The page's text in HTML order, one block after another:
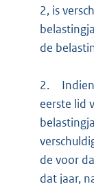
2, is
de
2.
eerste lid
de voor
dat jaar,